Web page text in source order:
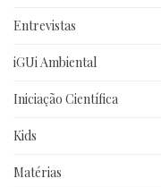
Entrevistas
iGUi Ambiental
Iniciação Científica
Kids
Matérias